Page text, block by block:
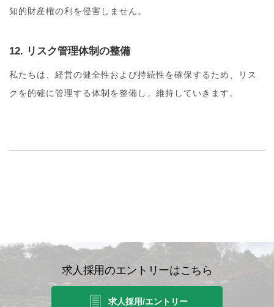
知的財産権の利を侵害しません。
12. リスク管理体制の整備
私たちは、経営の健全性および持続性を確保するため、リス
クを的確に管理する体制を整備し、維持していきます。
求人採用のエントリーはこちら
求人採用/エントリー